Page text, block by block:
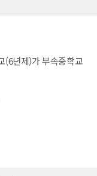
(6년제)가 부속중학교